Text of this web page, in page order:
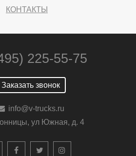
КОНТАКТЫ
225-55-75
Заказать звонок
info@v-trucks.ru
ул Южная, д. 4